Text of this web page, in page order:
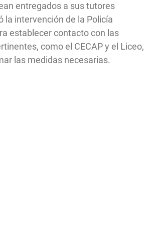
entregados a sus tutores
la intervención de la Policía
establecer contacto con las
como el CECAP y el Liceo,
las medidas necesarias.